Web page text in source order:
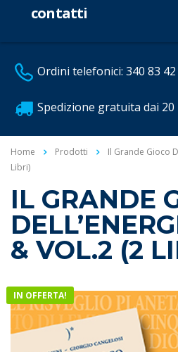
contatti
Ordini telefonici: 340 83
Spedizione gratuita dai 20
Home Prodotti
Il Grande Gioco
Libri)
IL GRANDE
& VOL.2 (2
IN OFFERTA!